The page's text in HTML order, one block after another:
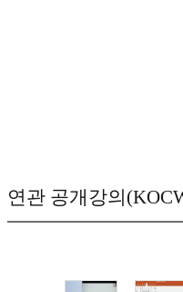
연관 공개강의